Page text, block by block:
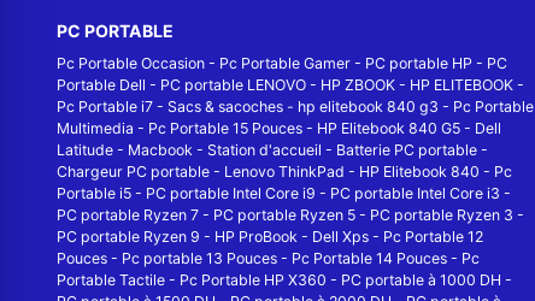
PC PORTABLE
Pc Portable Occasion - Pc Portable Gamer - PC portable HP - PC
Portable Dell - PC portable LENOVO - HP ZBOOK - HP ELITEBOOK -
Pc Portable i7 - Sacs & sacoches - hp elitebook 840 g3 - Pc Portable
Multimedia - Pc Portable 15 Pouces - HP Elitebook 840 G5 - Dell
Latitude - Macbook - Station d'accueil - Batterie PC portable -
Chargeur PC portable - Lenovo ThinkPad - HP Elitebook 840 - Pc
Portable i5 - PC portable Intel Core i9 - PC portable Intel Core i3 -
PC portable Ryzen 7 - PC portable Ryzen 5 - PC portable Ryzen 3 -
PC portable Ryzen 9 - HP ProBook - Dell Xps - Pc Portable 12
Pouces - Pc portable 13 Pouces - Pc Portable 14 Pouces - Pc
Portable Tactile - Pc Portable HP X360 - PC portable à 1000 DH -